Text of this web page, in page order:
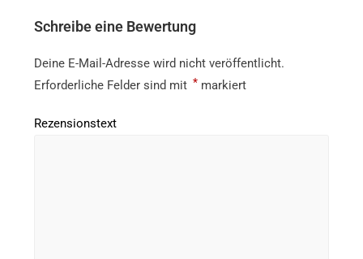
Schreibe eine Bewertung
Deine E-Mail-Adresse wird nicht veröffentlicht.
Erforderliche Felder sind mit * markiert
Rezensionstext